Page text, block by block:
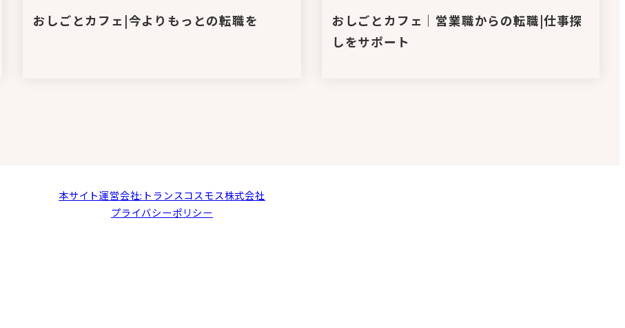
おしごとカフェ|今よりもっとの転職を
おしごとカフェ｜営業職からの転職|仕事探
しをサポート
本サイト運営会社:トランスコスモス株式会社
プライバシーポリシー